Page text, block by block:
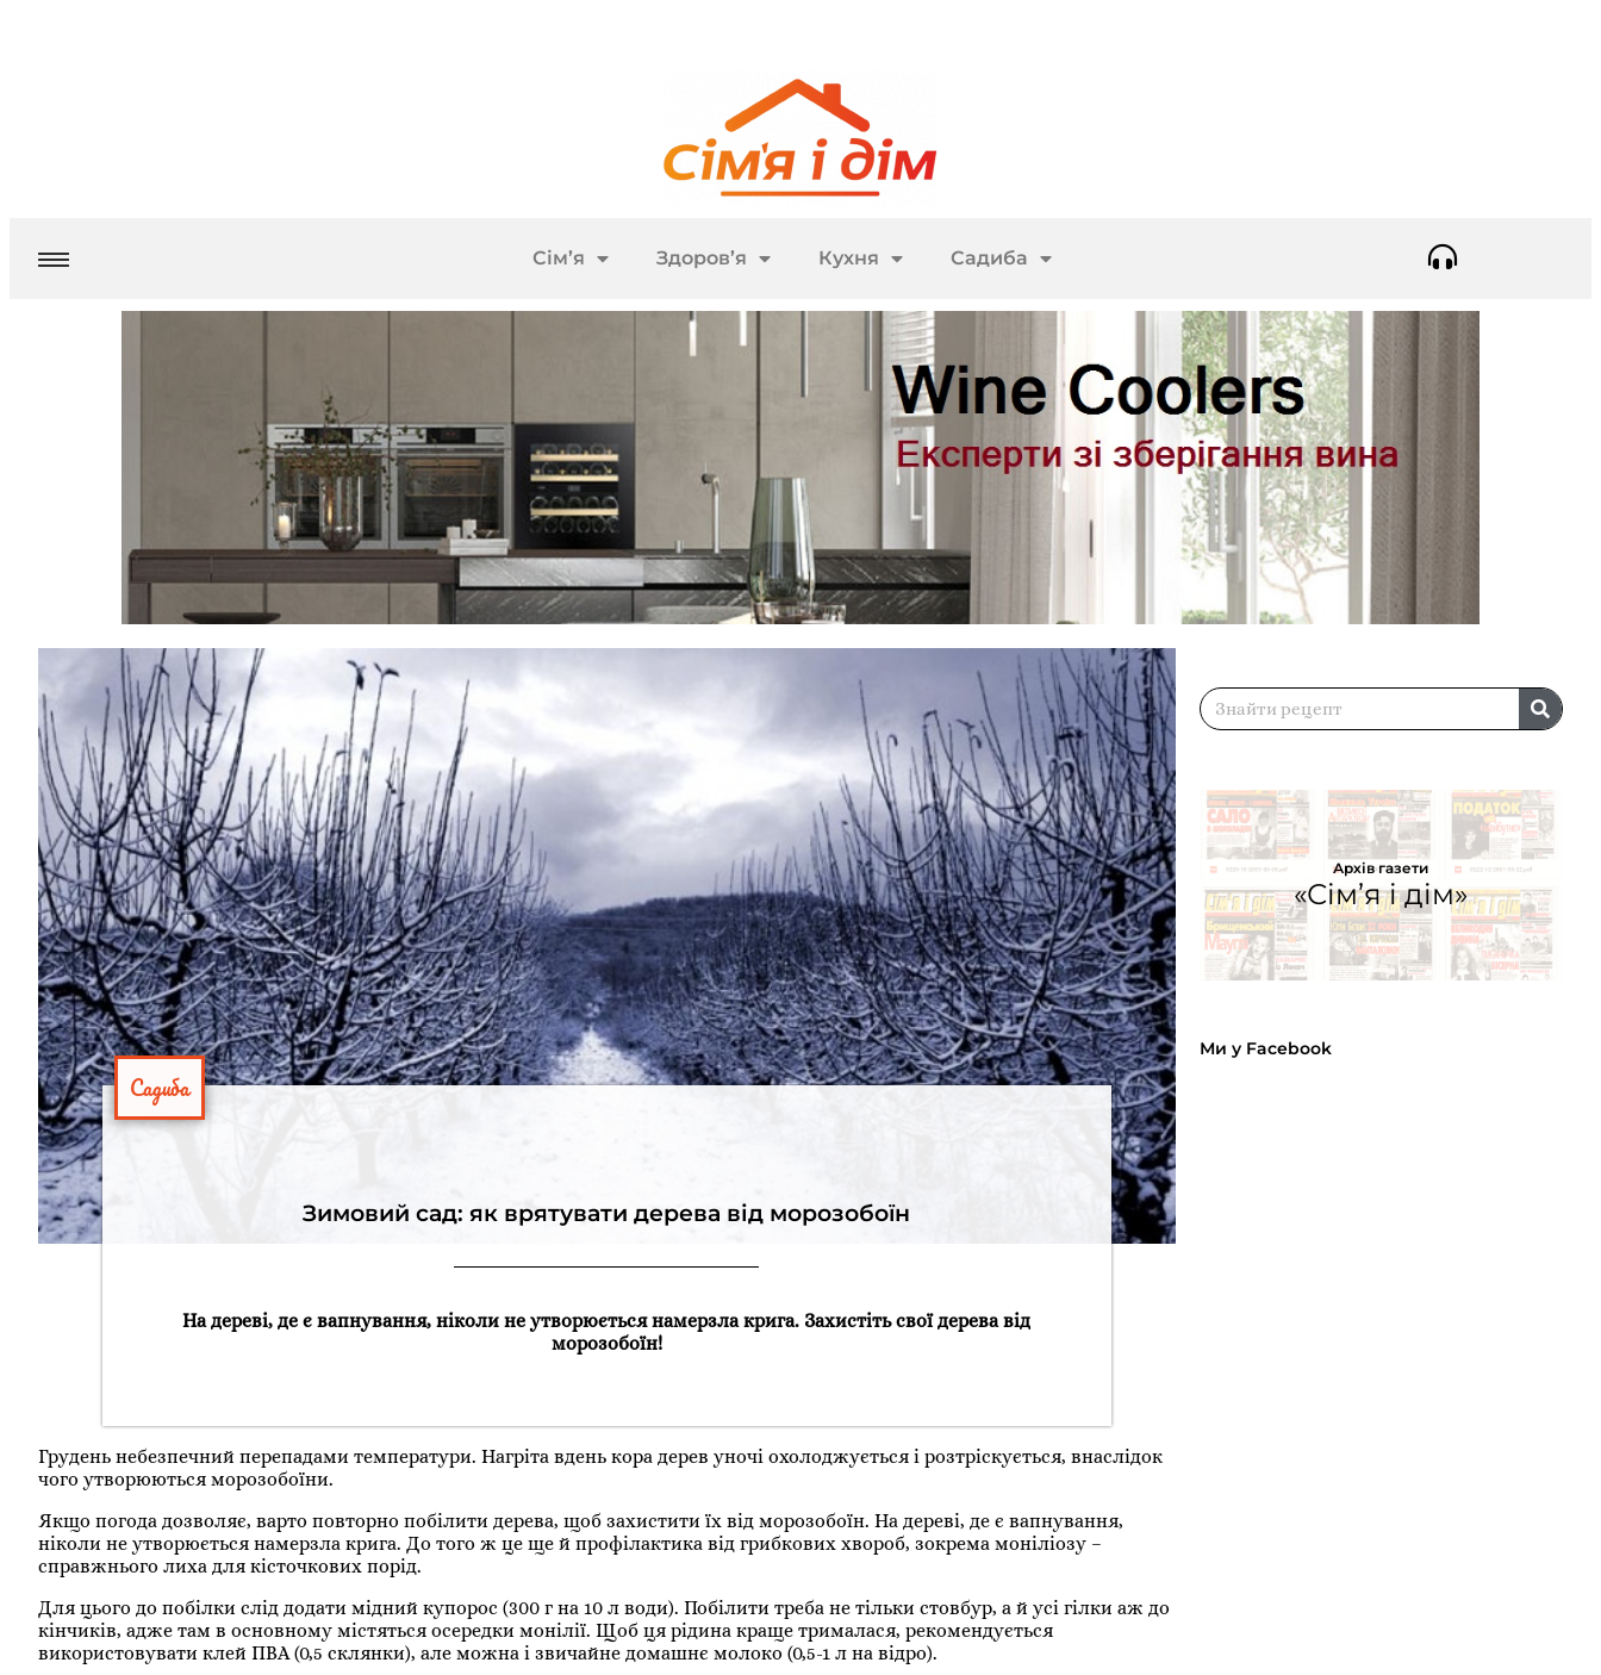
Сім’я Здоров’я Кухня Садиба
Садиба
Зимовий сад: як врятувати дерева від морозобоїн
На дереві, де є вапнування, ніколи не утворюється намерзла крига. Захистіть свої дерева від
морозобоїн!
Грудень небезпечний перепадами температури. Нагріта вдень кора дерев уночі охолоджується і розтріскується, внаслідок
чого утворюються морозобоїни.
Якщо погода дозволяє, варто повторно побілити дерева, щоб захистити їх від морозобоїн. На дереві, де є вапнування,
ніколи не утворюється намерзла крига. До того ж це ще й профілактика від грибкових хвороб, зокрема моніліозу –
справжнього лиха для кісточкових порід.
Для цього до побілки слід додати мідний купорос (300 г на 10 л води). Побілити треба не тільки стовбур, а й усі гілки аж до
кінчиків, адже там в основному містяться осередки монілії. Щоб ця рідина краще трималася, рекомендується
використовувати клей ПВА (0,5 склянки), але можна і звичайне домашнє молоко (0,5-1 л на відро).
Архів газети
«Сім’я і дім»
Ми у Facebook